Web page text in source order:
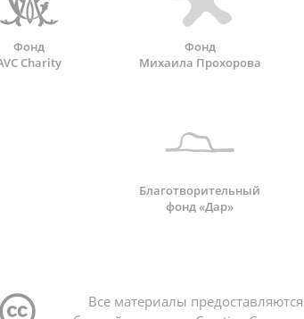
Фонд
Charity
Фонд
Михаила Прохорова
Благотворительный
фонд «Дар»
Все материалы